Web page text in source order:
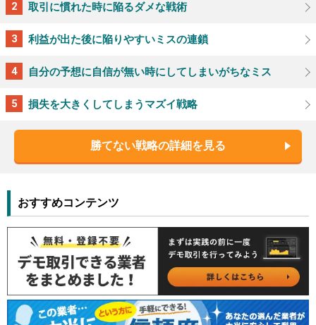
取引に慣れた時に陥るダメな戦術
利益が出た後に陥りやすいミスの連鎖
自分の予想に自信が無い時にしてしまいがちなミス
損失を大きくしてしまうマズイ戦略
勝てない戦略の詳細を見る
おすすめコンテンツ